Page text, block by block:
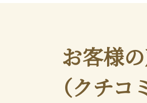
お客様
（クチコ